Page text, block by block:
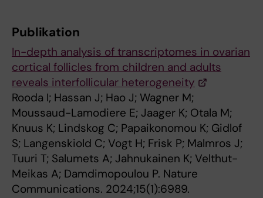
Publikation
In-depth analysis of transcriptomes in ovarian
cortical follicles from children and adults
reveals interfollicular heterogeneity
Rooda I; Hassan J; Hao J; Wagner M;
Moussaud-Lamodiere E; Jaager K; Otala M;
Knuus K; Lindskog C; Papaikonomou K; Gidlof
S; Langenskiold C; Vogt H; Frisk P; Malmros J;
Tuuri T; Salumets A; Jahnukainen K; Velthut-
Meikas A; Damdimopoulou P. Nature
Communications. 2024;15(1):6989.